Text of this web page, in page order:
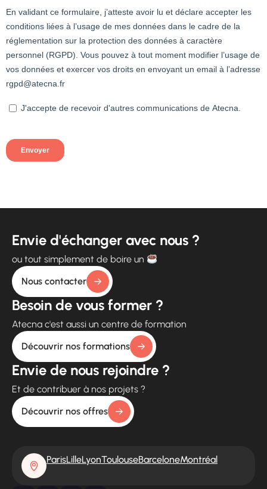
Envie d'échanger avec nous ?
ou tout simplement de boire un
Nous contacter
Besoin de vous former ?
Atecna c'est aussi un centre de formation
Découvrir nos formations
Envie de nous rejoindre ?
Et de contribuer à nos projets ?
Découvrir nos offres
ParisLilleLyonToulouseBarceloneMontréal